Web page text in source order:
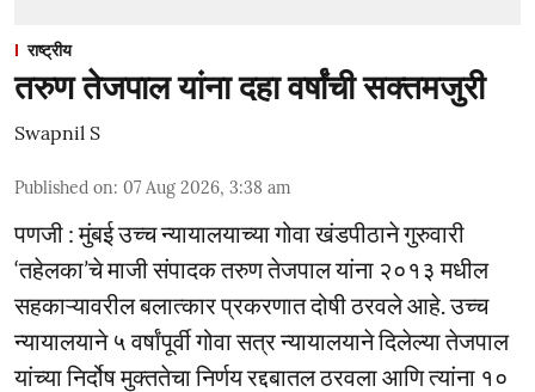
राष्ट्रीय
तरुण तेजपाल यांना दहा वर्षांची सक्तमजुरी
Swapnil S
Published on: 07 Aug 2026, 3:38 am
पणजी : मुंबई उच्च न्यायालयाच्या गोवा खंडपीठाने गुरुवारी
‘तहेलका’चे माजी संपादक तरुण तेजपाल यांना २०१३ मधील
सहकाऱ्यावरील बलात्कार प्रकरणात दोषी ठरवले आहे. उच्च
न्यायालयाने ५ वर्षांपूर्वी गोवा सत्र न्यायालयाने दिलेल्या तेजपाल
यांच्या निर्दोष मुक्ततेचा निर्णय रद्दबातल ठरवला आणि त्यांना १०